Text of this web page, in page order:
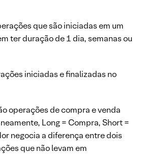
que são iniciadas em um
ter duração de 1 dia, semanas ou
iniciadas e finalizadas no
operações de compra e venda
Long = Compra, Short =
negocia a diferença entre dois
que não levam em